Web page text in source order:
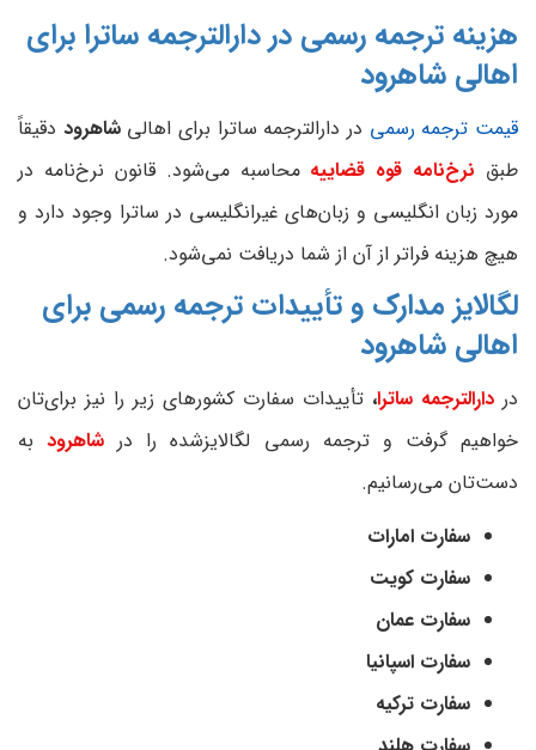
هزینه ترجمه رسمی در دارالترجمه ساترا برای
اهالی شاهرود
قیمت ترجمه رسمی در دارالترجمه ساترا برای اهالیشاهرود دقیقاً
طبق نرخ‌نامه قوه قضاییهمحاسبه می‌شود. قانون نرخ‌نامه در
مورد زبان انگلیسی و زبان‌های غیرانگلیسی در ساترا وجود دارد و
هیچ هزینه فراتر از آن از شما دریافت نمی‌شود.
لگالایز مدارک و تأییدات ترجمه رسمی برای
اهالی شاهرود
در دارالترجمه ساترا، تأییدات سفارت‌ کشورهای زیر را نیز برای‌تان
خواهیم گرفت و ترجمه رسمی لگالایزشده را در شاهرود به
دست‌تان می‌رسانیم.
سفارت امارات
سفارت کویت
سفارت عمان
سفارت اسپانیا
سفارت ترکیه